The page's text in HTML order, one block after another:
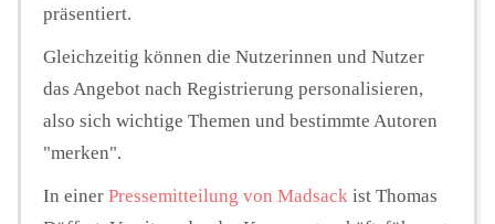
präsentiert.
Gleichzeitig können die Nutzerinnen und Nutzer
das Angebot nach Registrierung personalisieren,
also sich wichtige Themen und bestimmte Autoren
"merken".
In einer Pressemitteilung von Madsack ist Thomas